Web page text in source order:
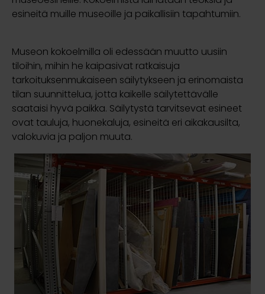
esineitä muille museoille ja paikallisiin tapahtumiin.
Museon kokoelmilla oli edessään muutto uusiin
tiloihin, mihin he kaipasivat ratkaisuja
tarkoituksenmukaiseen säilytykseen ja erinomaista
tilan suunnittelua, jotta kaikelle säilytettävälle
saataisi hyvä paikka. Säilytystä tarvitsevat esineet
ovat tauluja, huonekaluja, esineitä eri aikakausilta,
valokuvia ja paljon muuta.